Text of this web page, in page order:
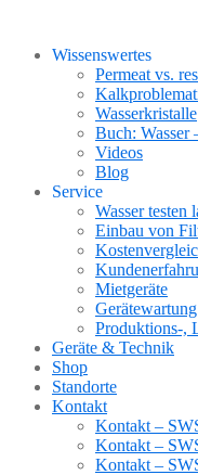
Wissenswertes
Permeat vs.
Wasserkristalle
Buch: Wasser
Videos
Blog
Service
Wasser testen
Einbau von
Mietgeräte
Produktions-,
Geräte & Technik
Shop
Standorte
Kontakt
Kontakt –
Kontakt –
Kontakt –